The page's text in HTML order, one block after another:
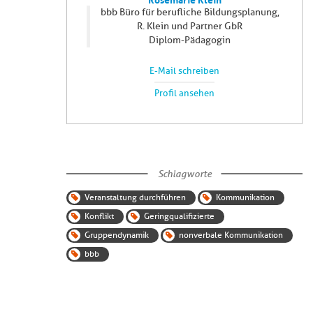
bbb Büro für berufliche Bildungsplanung,
R. Klein und Partner GbR
Diplom-Pädagogin
E-Mail schreiben
Profil ansehen
Schlagworte
Veranstaltung durchführen
Kommunikation
Konflikt
Geringqualifizierte
Gruppendynamik
nonverbale Kommunikation
bbb